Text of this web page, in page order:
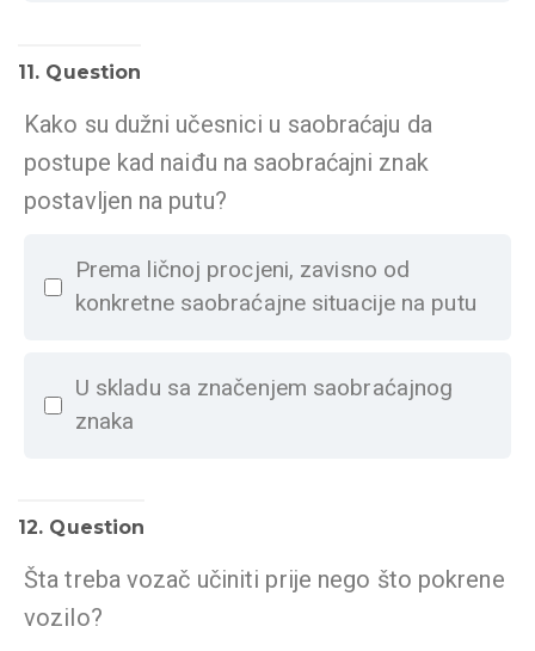
11. Question
Kako su dužni učesnici u saobraćaju da
postupe kad naiđu na saobraćajni znak
postavljen na putu?
Prema ličnoj procjeni, zavisno od
konkretne saobraćajne situacije na putu
U skladu sa značenjem saobraćajnog
znaka
12. Question
Šta treba vozač učiniti prije nego što pokrene
vozilo?